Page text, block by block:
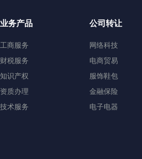
业务产品
工商服务
财税服务
知识产权
资质办理
技术服务
公司转让
网络科技
电商贸易
服饰鞋包
金融保险
电子电器